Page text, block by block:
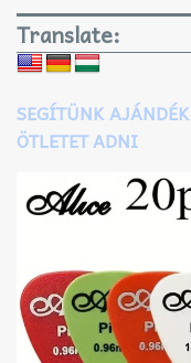
Translate:
SEGÍTÜNK AJÁNDÉK
ÖTLETET ADNI